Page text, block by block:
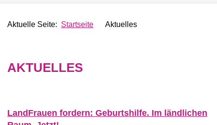
Aktuelle Seite: Startseite Aktuelles
AKTUELLES
LandFrauen fordern: Geburtshilfe. Im ländlichen